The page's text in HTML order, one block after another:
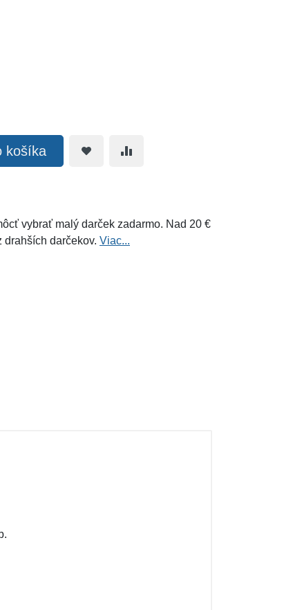
košíka
vybrať malý darček zadarmo. Nad 20 €
darčekov. Viac...